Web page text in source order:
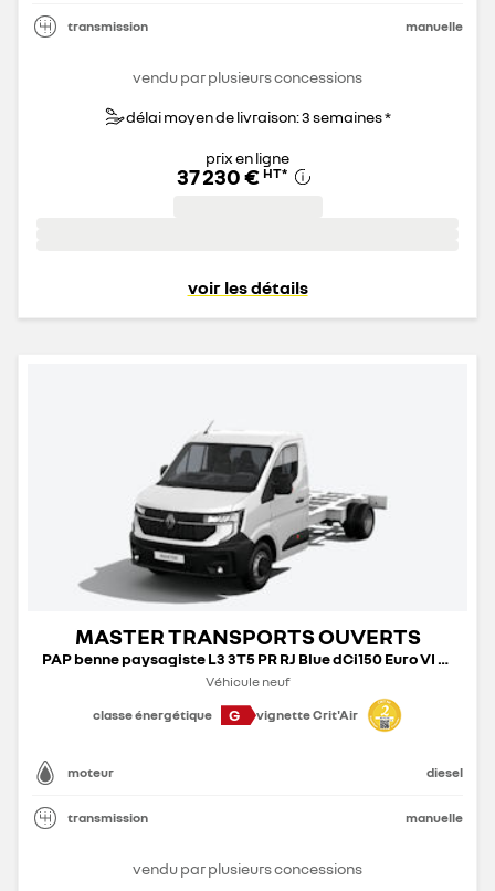
transmission manuelle
vendu par plusieurs concessions
délai moyen de livraison: 3 semaines *
prix en ligne
37 230 € HT*
voir les détails
MASTER TRANSPORTS OUVERTS
PAP benne paysagiste L3 3T5 PR RJ Blue dCi150 Euro VI – 25
Véhicule neuf
classe énergétique
G vignette Crit'Air
moteur diesel
transmission manuelle
vendu par plusieurs concessions